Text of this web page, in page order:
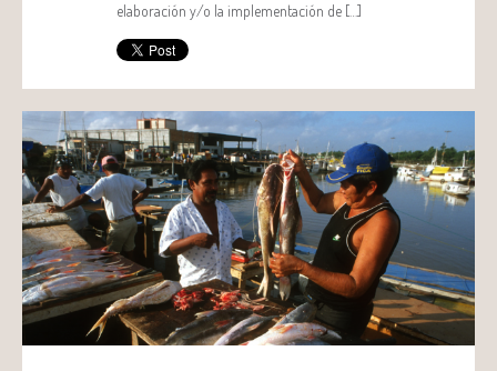
elaboración y/o la implementación de […]